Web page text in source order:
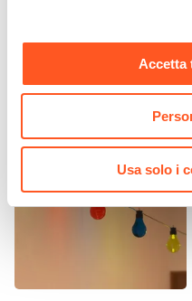
momento. Per maggiori
Accetta
Usa solo i